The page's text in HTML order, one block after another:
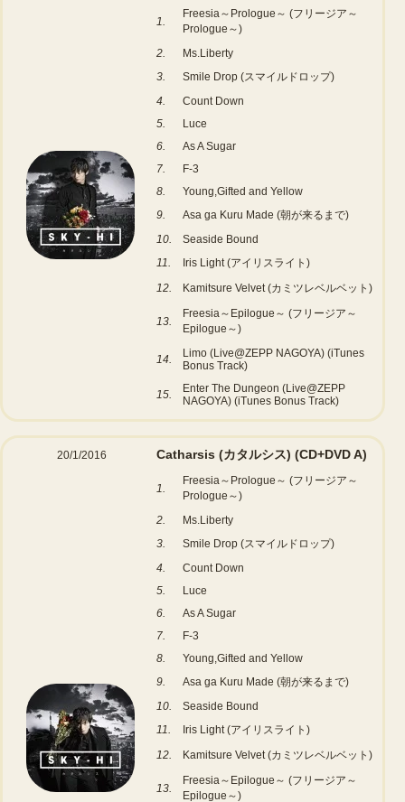
1.
Freesia～Prologue～ (フリージア～
Prologue～)
2.
Ms.Liberty
3.
Smile Drop (スマイルドロップ)
4.
Count Down
5.
Luce
6.
As A Sugar
7.
F-3
8.
Young,Gifted and Yellow
9.
Asa ga Kuru Made (朝が来るまで)
10.
Seaside Bound
11.
Iris Light (アイリスライト)
12.
Kamitsure Velvet (カミツレベルベット)
13.
Freesia～Epilogue～ (フリージア～
Epilogue～)
14.
Limo (Live@ZEPP NAGOYA) (iTunes
Bonus Track)
15.
Enter The Dungeon (Live@ZEPP
NAGOYA) (iTunes Bonus Track)
20/1/2016 Catharsis (カタルシス) (CD+DVD A)
1.
Freesia～Prologue～ (フリージア～
Prologue～)
2.
Ms.Liberty
3.
Smile Drop (スマイルドロップ)
4.
Count Down
5.
Luce
6.
As A Sugar
7.
F-3
8.
Young,Gifted and Yellow
9.
Asa ga Kuru Made (朝が来るまで)
10.
Seaside Bound
11.
Iris Light (アイリスライト)
12.
Kamitsure Velvet (カミツレベルベット)
13.
Freesia～Epilogue～ (フリージア～
Epilogue～)